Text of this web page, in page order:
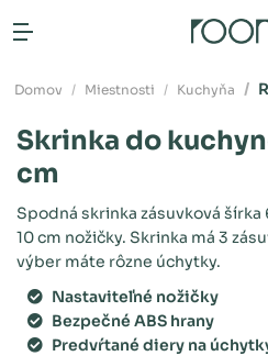
Otvoriť menu
Domov Miestnosti Kuchyňa
Skrinka do
cm
Spodná skrinka zásuvková šírka
10 cm nožičky. Skrinka má 3
výber máte rôzne úchytky.
Nastaviteľné nožičky
Bezpečné ABS hrany
Predvŕtané diery na